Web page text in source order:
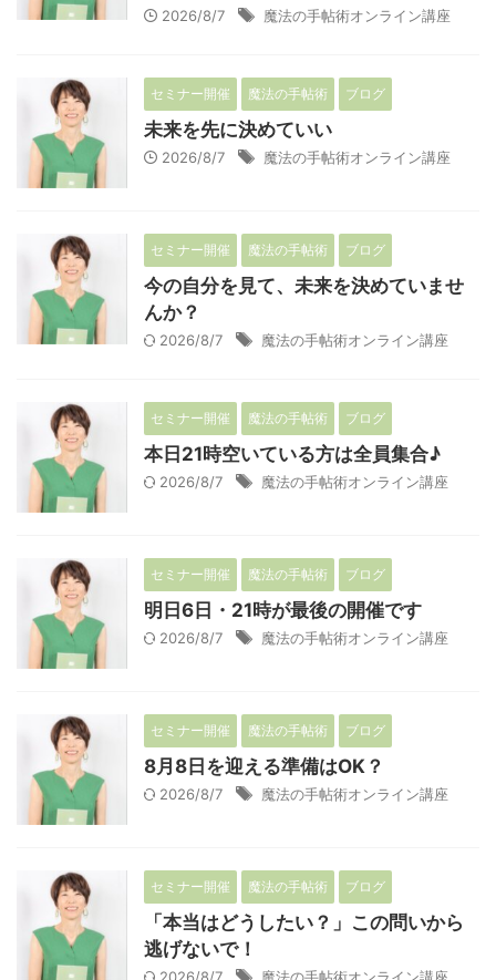
2026/8/7 魔法の手帖術オンライン講座
セミナー開催 魔法の手帖術 ブログ
未来を先に決めていい
2026/8/7 魔法の手帖術オンライン講座
セミナー開催 魔法の手帖術 ブログ
今の自分を見て、未来を決めていませ
んか？
2026/8/7 魔法の手帖術オンライン講座
セミナー開催 魔法の手帖術 ブログ
本日21時空いている方は全員集合♪
2026/8/7 魔法の手帖術オンライン講座
セミナー開催 魔法の手帖術 ブログ
明日6日・21時が最後の開催です
2026/8/7 魔法の手帖術オンライン講座
セミナー開催 魔法の手帖術 ブログ
8月8日を迎える準備はOK？
2026/8/7 魔法の手帖術オンライン講座
セミナー開催 魔法の手帖術 ブログ
「本当はどうしたい？」この問いから
逃げないで！
2026/8/7 魔法の手帖術オンライン講座